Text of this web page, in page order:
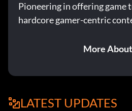
Pioneering in offering game
hardcore gamer-centric
More
LATEST UPDATES